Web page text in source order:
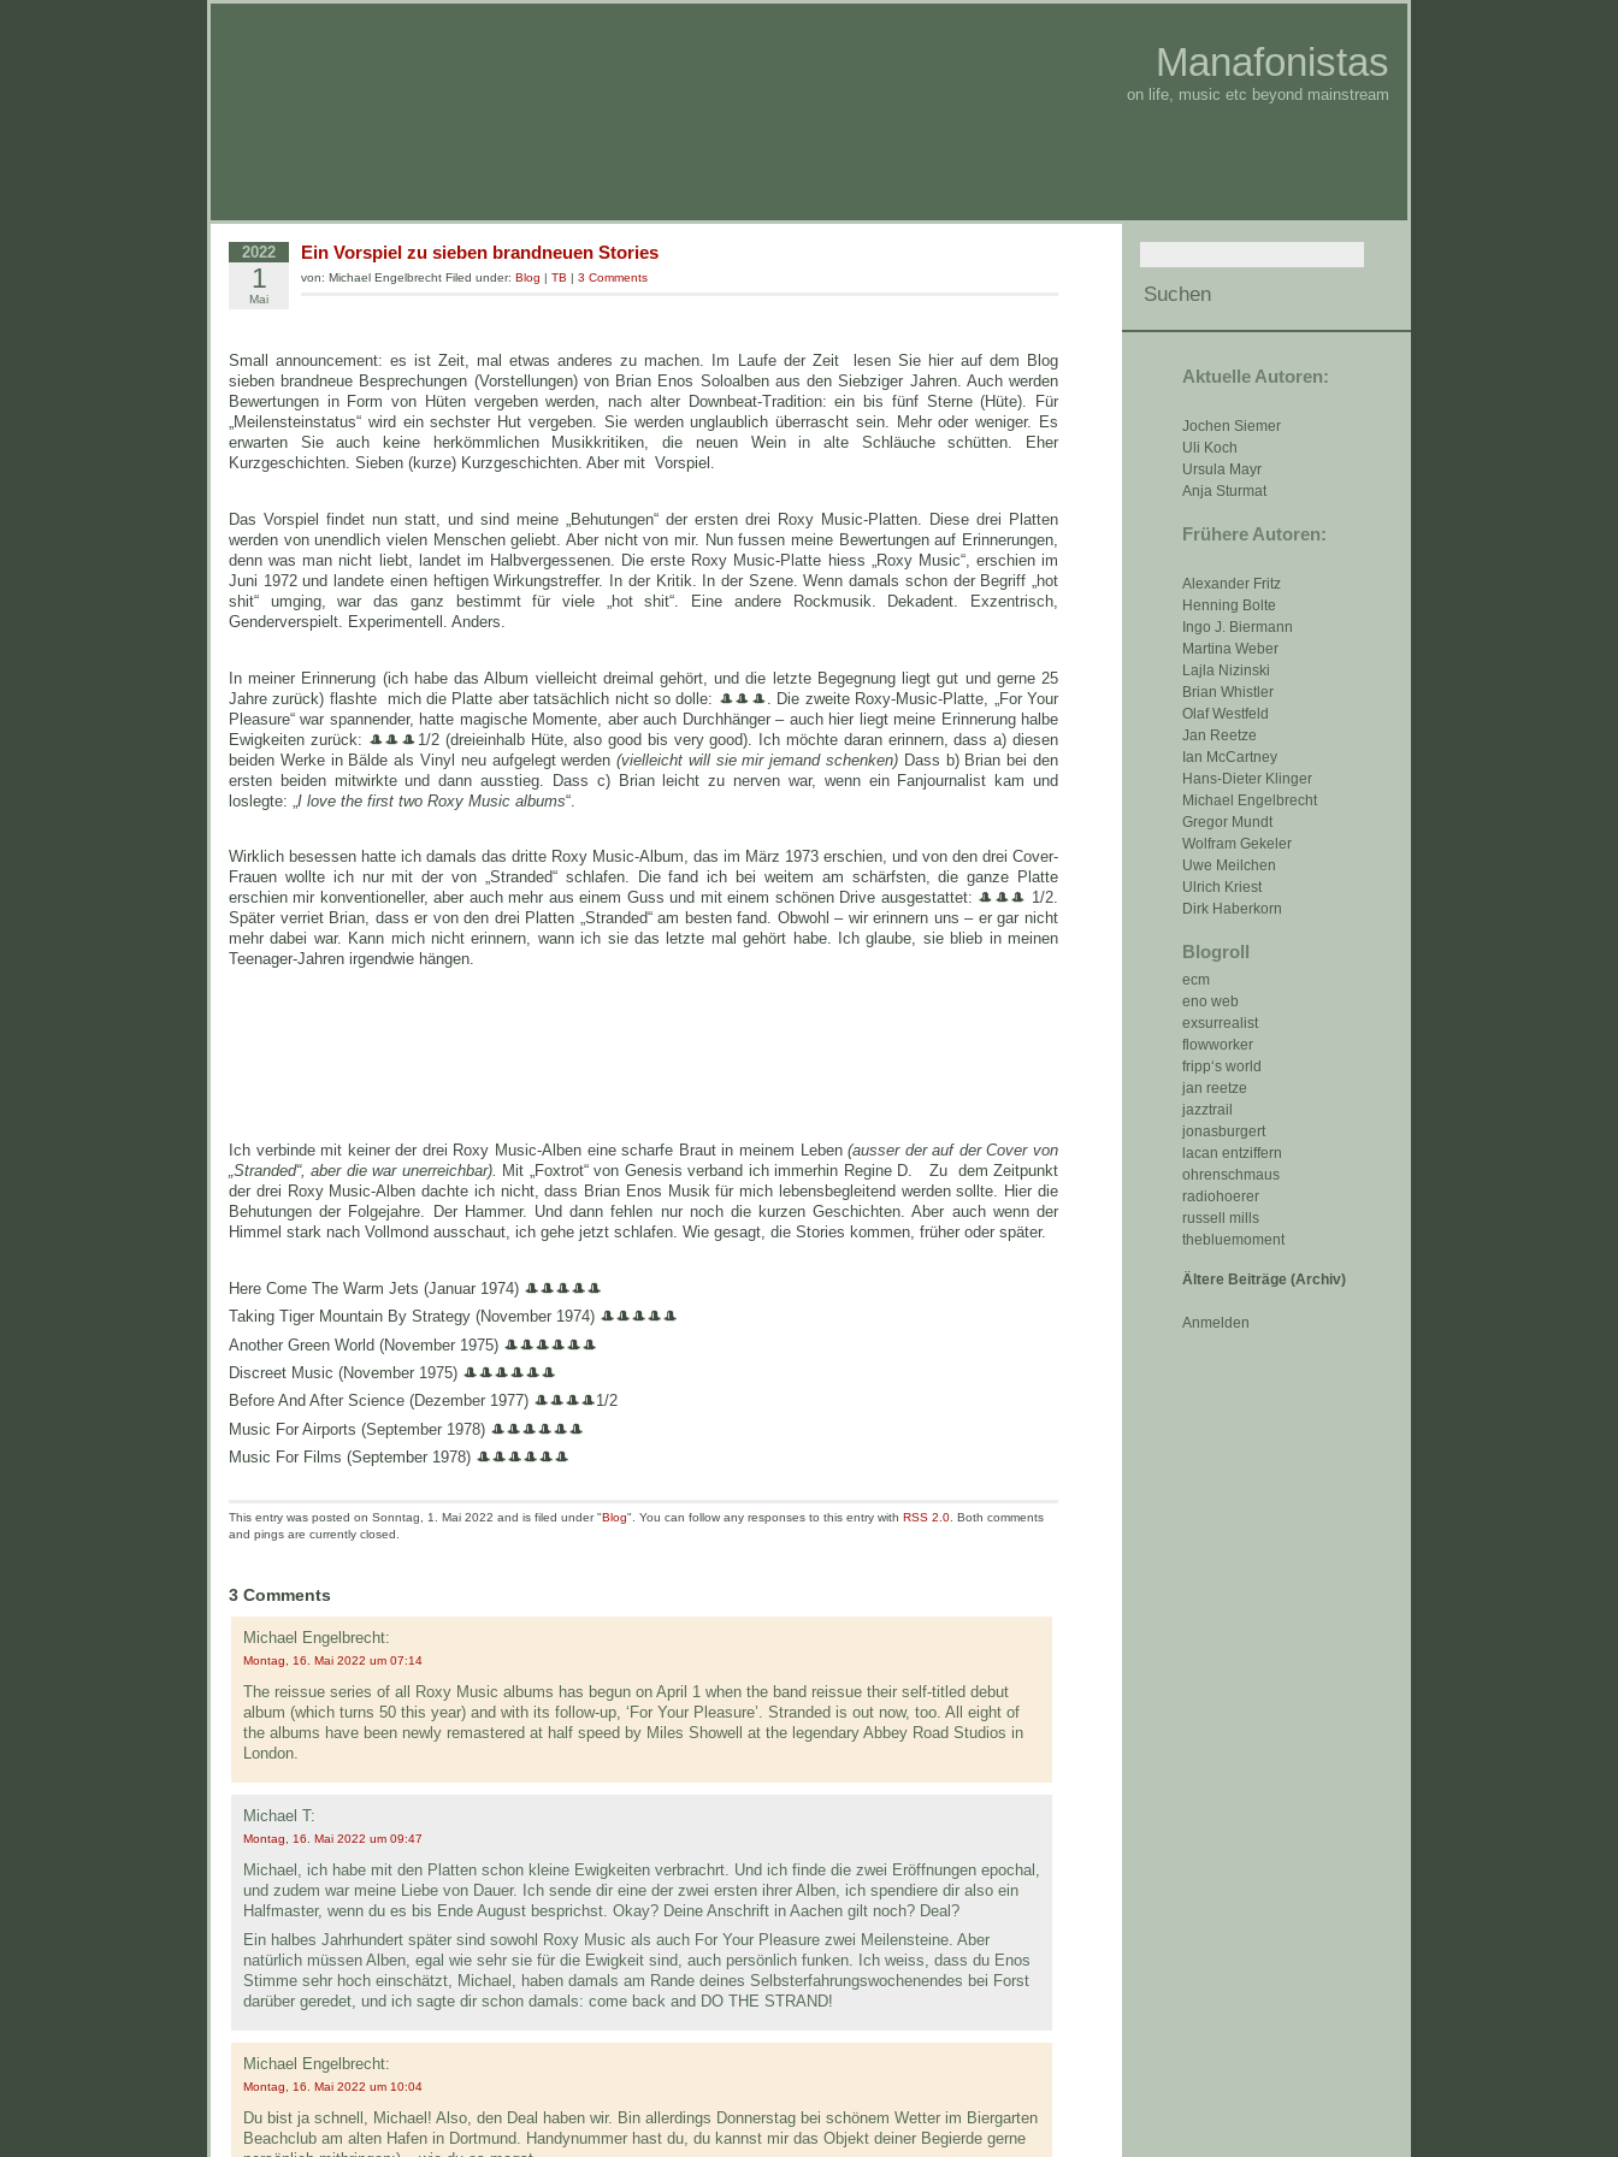
Manafonistas
on life, music etc beyond mainstream
Aktuelle Autoren:
Jochen Siemer
Uli Koch
Ursula Mayr
Anja Sturmat
Frühere Autoren:
Alexander Fritz
Henning Bolte
Ingo J. Biermann
Martina Weber
Lajla Nizinski
Brian Whistler
Olaf Westfeld
Jan Reetze
Ian McCartney
Hans-Dieter Klinger
Michael Engelbrecht
Gregor Mundt
Wolfram Gekeler
Uwe Meilchen
Ulrich Kriest
Dirk Haberkorn
Blogroll
ecm
eno web
exsurrealist
flowworker
fripp‘s world
jan reetze
jazztrail
jonasburgert
lacan entziffern
ohrenschmaus
radiohoerer
russell mills
thebluemoment
Ältere Beiträge (Archiv)
Anmelden
2022
1
Mai
Ein Vorspiel zu sieben brandneuen Stories
von: Michael Engelbrecht Filed under: Blog | TB | 3 Comments
Small announcement: es ist Zeit, mal etwas anderes zu machen. Im Laufe der Zeit lesen Sie hier auf dem Blog
sieben brandneue Besprechungen (Vorstellungen) von Brian Enos Soloalben aus den Siebziger Jahren. Auch werden
Bewertungen in Form von Hüten vergeben werden, nach alter Downbeat-Tradition: ein bis fünf Sterne (Hüte). Für
„Meilensteinstatus“ wird ein sechster Hut vergeben. Sie werden unglaublich überrascht sein. Mehr oder weniger. Es
erwarten Sie auch keine herkömmlichen Musikkritiken, die neuen Wein in alte Schläuche schütten. Eher
Kurzgeschichten. Sieben (kurze) Kurzgeschichten. Aber mit Vorspiel.
Das Vorspiel findet nun statt, und sind meine „Behutungen“ der ersten drei Roxy Music-Platten. Diese drei Platten
werden von unendlich vielen Menschen geliebt. Aber nicht von mir. Nun fussen meine Bewertungen auf Erinnerungen,
denn was man nicht liebt, landet im Halbvergessenen. Die erste Roxy Music-Platte hiess „Roxy Music“, erschien im
Juni 1972 und landete einen heftigen Wirkungstreffer. In der Kritik. In der Szene. Wenn damals schon der Begriff „hot
shit“ umging, war das ganz bestimmt für viele „hot shit“. Eine andere Rockmusik. Dekadent. Exzentrisch,
Genderverspielt. Experimentell. Anders.
In meiner Erinnerung (ich habe das Album vielleicht dreimal gehört, und die letzte Begegnung liegt gut und gerne 25
Jahre zurück) flashte mich die Platte aber tatsächlich nicht so dolle: 🎩🎩🎩. Die zweite Roxy-Music-Platte, „For Your
Pleasure“ war spannender, hatte magische Momente, aber auch Durchhänger – auch hier liegt meine Erinnerung halbe
Ewigkeiten zurück: 🎩🎩🎩1/2 (dreieinhalb Hüte, also good bis very good). Ich möchte daran erinnern, dass a) diesen
beiden Werke in Bälde als Vinyl neu aufgelegt werden(vielleicht will sie mir jemand schenken) Dass b) Brian bei den
ersten beiden mitwirkte und dann ausstieg. Dass c) Brian leicht zu nerven war, wenn ein Fanjournalist kam und
loslegte: „ I love the first two Roxy Music albums“.
Wirklich besessen hatte ich damals das dritte Roxy Music-Album, das im März 1973 erschien, und von den drei Cover-
Frauen wollte ich nur mit der von „Stranded“ schlafen. Die fand ich bei weitem am schärfsten, die ganze Platte
erschien mir konventioneller, aber auch mehr aus einem Guss und mit einem schönen Drive ausgestattet: 🎩🎩🎩 1/2.
Später verriet Brian, dass er von den drei Platten „Stranded“ am besten fand. Obwohl – wir erinnern uns – er gar nicht
mehr dabei war. Kann mich nicht erinnern, wann ich sie das letzte mal gehört habe. Ich glaube, sie blieb in meinen
Teenager-Jahren irgendwie hängen.
Ich verbinde mit keiner der drei Roxy Music-Alben eine scharfe Braut in meinem Leben(ausser der auf der Cover von
„Stranded“, aber die war unerreichbar). Mit „Foxtrot“ von Genesis verband ich immerhin Regine D. Zu dem Zeitpunkt
der drei Roxy Music-Alben dachte ich nicht, dass Brian Enos Musik für mich lebensbegleitend werden sollte. Hier die
Behutungen der Folgejahre. Der Hammer. Und dann fehlen nur noch die kurzen Geschichten. Aber auch wenn der
Himmel stark nach Vollmond ausschaut, ich gehe jetzt schlafen. Wie gesagt, die Stories kommen, früher oder später.
Here Come The Warm Jets (Januar 1974) 🎩🎩🎩🎩🎩
Taking Tiger Mountain By Strategy (November 1974) 🎩🎩🎩🎩🎩
Another Green World (November 1975) 🎩🎩🎩🎩🎩🎩
Discreet Music (November 1975) 🎩🎩🎩🎩🎩🎩
Before And After Science (Dezember 1977) 🎩🎩🎩🎩1/2
Music For Airports (September 1978) 🎩🎩🎩🎩🎩🎩
Music For Films (September 1978) 🎩🎩🎩🎩🎩🎩
This entry was posted on Sonntag, 1. Mai 2022 and is filed under "Blog". You can follow any responses to this entry with RSS 2.0 . Both comments
and pings are currently closed.
3 Comments
Michael Engelbrecht:
Montag, 16. Mai 2022 um 07:14
The reissue series of all Roxy Music albums has begun on April 1 when the band reissue their self-titled debut
album (which turns 50 this year) and with its follow-up, ‘For Your Pleasure’. Stranded is out now, too. All eight of
the albums have been newly remastered at half speed by Miles Showell at the legendary Abbey Road Studios in
London.
Michael T:
Montag, 16. Mai 2022 um 09:47
Michael, ich habe mit den Platten schon kleine Ewigkeiten verbrachrt. Und ich finde die zwei Eröffnungen epochal,
und zudem war meine Liebe von Dauer. Ich sende dir eine der zwei ersten ihrer Alben, ich spendiere dir also ein
Halfmaster, wenn du es bis Ende August besprichst. Okay? Deine Anschrift in Aachen gilt noch? Deal?
Ein halbes Jahrhundert später sind sowohl Roxy Music als auch For Your Pleasure zwei Meilensteine. Aber
natürlich müssen Alben, egal wie sehr sie für die Ewigkeit sind, auch persönlich funken. Ich weiss, dass du Enos
Stimme sehr hoch einschätzt, Michael, haben damals am Rande deines Selbsterfahrungswochenendes bei Forst
darüber geredet, und ich sagte dir schon damals: come back and DO THE STRAND!
Michael Engelbrecht:
Montag, 16. Mai 2022 um 10:04
Du bist ja schnell, Michael! Also, den Deal haben wir. Bin allerdings Donnerstag bei schönem Wetter im Biergarten
Beachclub am alten Hafen in Dortmund. Handynummer hast du, du kannst mir das Objekt deiner Begierde gerne